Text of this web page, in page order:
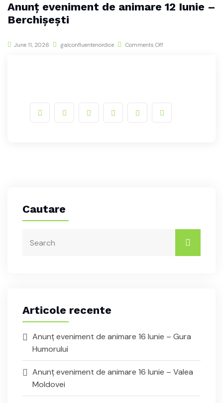
Anunț eveniment de animare 12 Iunie –
Berchișești
June 11, 2026 galconfluentenordice Comments Off
Cautare
Articole recente
Anunț eveniment de animare 16 Iunie – Gura
Humorului
Anunț eveniment de animare 16 Iunie – Valea
Moldovei